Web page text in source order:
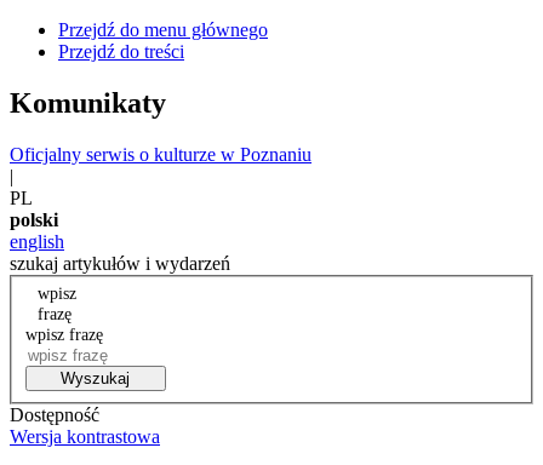
Przejdź do menu głównego
Przejdź do treści
Komunikaty
Oficjalny serwis o kulturze w Poznaniu
|
PL
polski
english
szukaj artykułów i wydarzeń
wpisz
frazę
wpisz frazę
Wyszukaj
Dostępność
Wersja kontrastowa